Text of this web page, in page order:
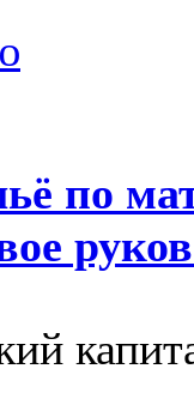
по